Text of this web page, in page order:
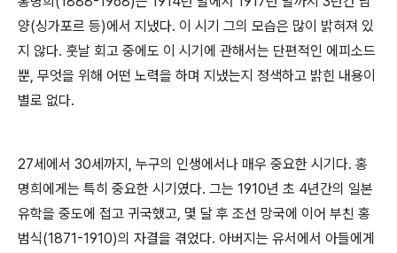
양(싱가포르 등)에서 지냈다. 이 시기 그의 모습은 많이 밝혀져 있
지 않다. 훗날 회고 중에도 이 시기에 관해서는 단편적인 에피소드
뿐, 무엇을 위해 어떤 노력을 하며 지냈는지 정색하고 밝힌 내용이
별로 없다.
27세에서 30세까지 , 누구의 인생에서나 매우 중요한 시기다. 홍
명희에게는 특히 중요한 시기였다. 그는 1910년 초 4년간의 일본
유학을 중도에 접고 귀국했고, 몇 달 후 조선 망국에 이어 부친 홍
범식(1871-1910)의 자결을 겪었다. 아버지는 유서에서 아들에게